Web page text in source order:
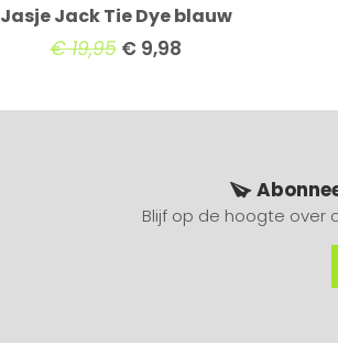
Jasje Jack Tie Dye blauw
€19,95 €9,98
Blijf op de hoogte over